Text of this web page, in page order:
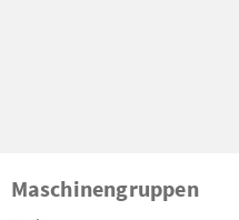
Maschinengruppen